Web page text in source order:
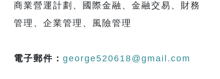
商業營運計劃、國際金融、金融交易、財務
管理、企業管理、風險管理
電子郵件： george520618@gmail.com